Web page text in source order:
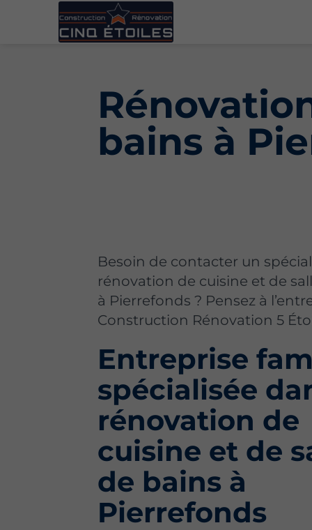
bains à
Besoin de contacter un
rénovation de cuisine et de
à Pierrefonds ? Pensez à
Construction Rénovation 5
Entreprise
spécialisée
rénovation de
cuisine et de
de bains à
Pierrefonds